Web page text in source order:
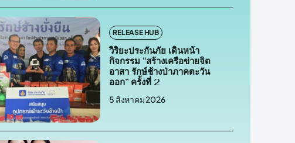
RELEASE HUB
วิริยะประกันภัย เดินหน้า
กิจกรรม “สร้างเครือข่ายจิต
อาสา รักษ์ช้างป่าภาคตะวัน
ออก” ครั้งที่ 2
5 สิงหาคม 2026